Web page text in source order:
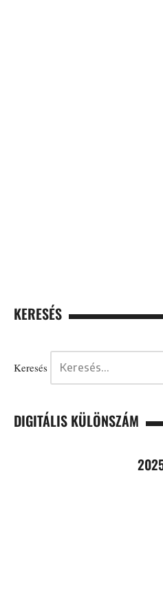
KERESÉS
Keresés
DIGITÁLIS KÜLÖNSZÁM